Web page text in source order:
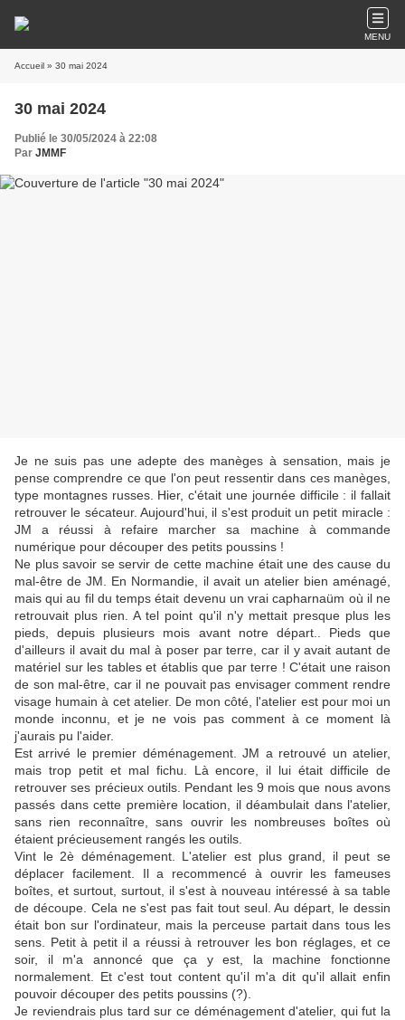
MENU
Accueil » 30 mai 2024
30 mai 2024
Publié le 30/05/2024 à 22:08
Par JMMF
Je ne suis pas une adepte des manèges à sensation, mais je
pense comprendre ce que l'on peut ressentir dans ces manèges,
type montagnes russes. Hier, c'était une journée difficile : il fallait
retrouver le sécateur. Aujourd'hui, il s'est produit un petit miracle :
JM a réussi à refaire marcher sa machine à commande
numérique pour découper des petits poussins !
Ne plus savoir se servir de cette machine était une des cause du
mal-être de JM. En Normandie, il avait un atelier bien aménagé,
mais qui au fil du temps était devenu un vrai capharnaüm où il ne
retrouvait plus rien. A tel point qu'il n'y mettait presque plus les
pieds, depuis plusieurs mois avant notre départ.. Pieds que
d'ailleurs il avait du mal à poser par terre, car il y avait autant de
matériel sur les tables et établis que par terre ! C'était une raison
de son mal-être, car il ne pouvait pas envisager comment rendre
visage humain à cet atelier. De mon côté, l'atelier est pour moi un
monde inconnu, et je ne vois pas comment à ce moment là
j'aurais pu l'aider.
Est arrivé le premier déménagement. JM a retrouvé un atelier,
mais trop petit et mal fichu. Là encore, il lui était difficile de
retrouver ses précieux outils. Pendant les 9 mois que nous avons
passés dans cette première location, il déambulait dans l'atelier,
sans rien reconnaître, sans ouvrir les nombreuses boîtes où
étaient précieusement rangés les outils.
Vint le 2è déménagement. L'atelier est plus grand, il peut se
déplacer facilement. Il a recommencé à ouvrir les fameuses
boîtes, et surtout, surtout, il s'est à nouveau intéressé à sa table
de découpe. Cela ne s'est pas fait tout seul. Au départ, le dessin
était bon sur l'ordinateur, mais la perceuse partait dans tous les
sens. Petit à petit il a réussi à retrouver les bon réglages, et ce
soir, il m'a annoncé que ça y est, la machine fonctionne
normalement. Et c'est tout content qu'il m'a dit qu'il allait enfin
pouvoir découper des petits poussins (?).
Je reviendrais plus tard sur ce déménagement d'atelier, qui fut la